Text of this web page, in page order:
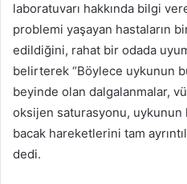
laboratuvarı hakkında bilgi
problemi yaşayan hastaların
edildiğini, rahat bir odada
belirterek “Böylece uykunun
beyinde olan dalgalanmalar,
oksijen saturasyonu, uykunun
bacak hareketlerini tam
dedi.